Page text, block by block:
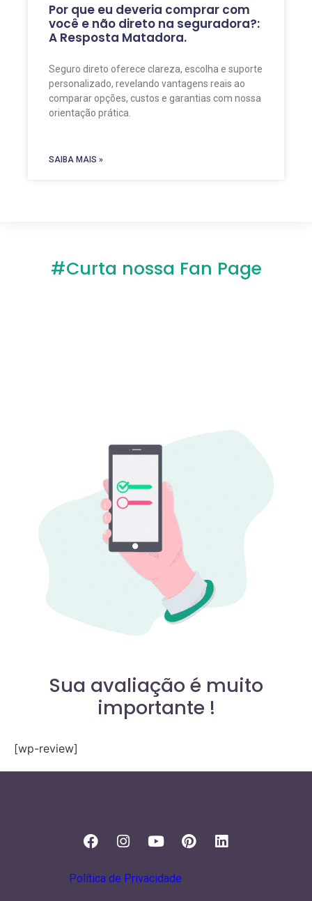
Por que eu deveria comprar com
você e não direto na seguradora?:
A Resposta Matadora.
Seguro direto oferece clareza, escolha e suporte
personalizado, revelando vantagens reais ao
comparar opções, custos e garantias com nossa
orientação prática.
SAIBA MAIS »
#Curta nossa Fan Page
Sua avaliação é muito
importante !
[wp-review]
Política de Privacidade